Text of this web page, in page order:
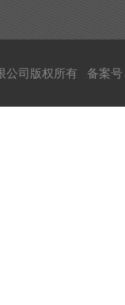
公司版权所有 备案号